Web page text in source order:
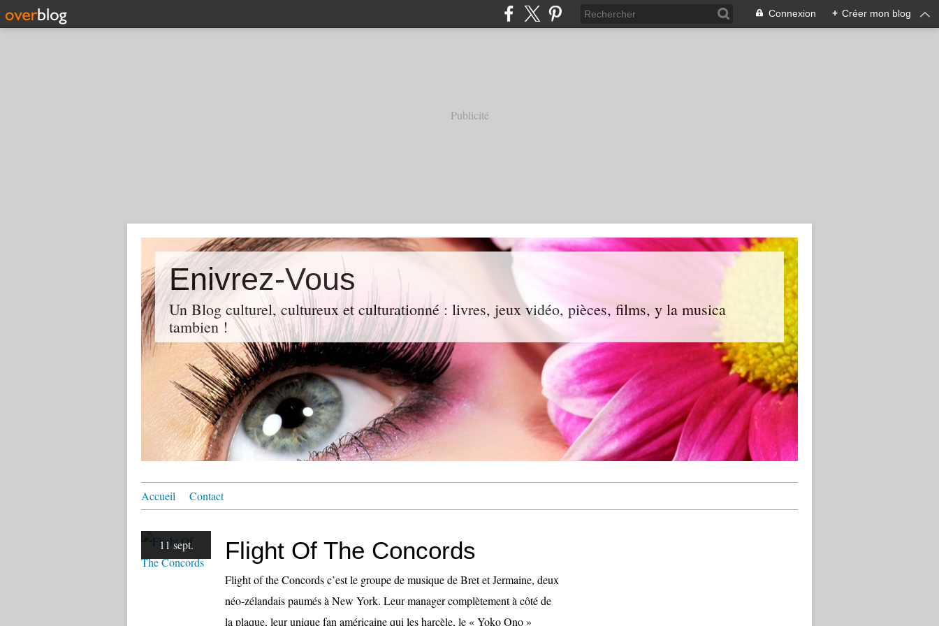
Connexion + Créer mon blog
Publicité
Enivrez-Vous
Un Blog culturel, cultureux et culturationné : livres, jeux vidéo, pièces, films, y la musica
tambien !
Accueil Contact
11 sept. Flight Of The Concords
Flight of the Concords c’est le groupe de musique de Bret et Jermaine, deux
néo-zélandais paumés à New York. Leur manager complètement à côté de
la plaque, leur unique fan américaine qui les harcèle, le « Yoko Ono »